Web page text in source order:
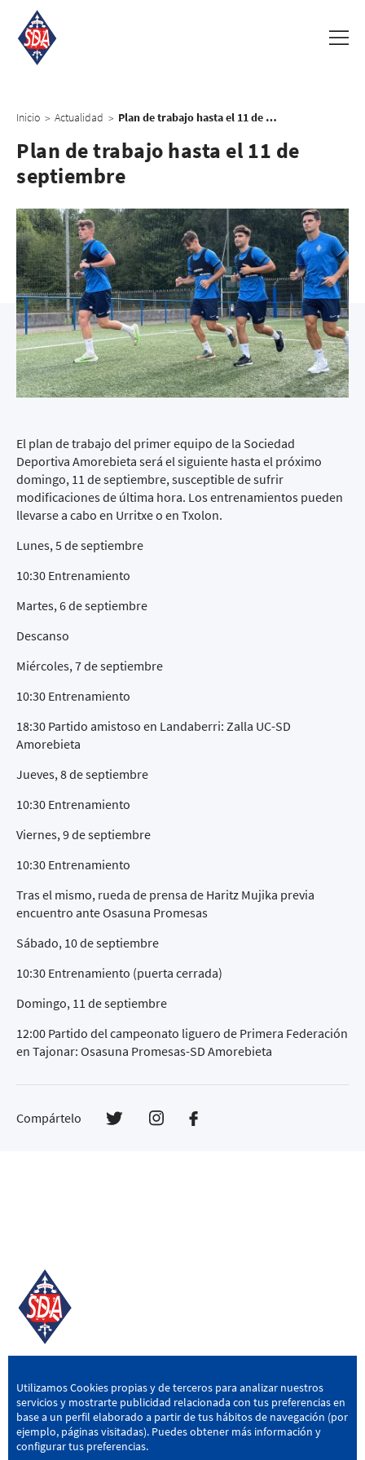
Inicio > Actualidad > Plan de trabajo hasta el 11 de septiembre
Plan de trabajo hasta el 11 de
septiembre
El plan de trabajo del primer equipo de la Sociedad
Deportiva Amorebieta será el siguiente hasta el próximo
domingo, 11 de septiembre, susceptible de sufrir
modificaciones de última hora. Los entrenamientos pueden
llevarse a cabo en Urritxe o en Txolon.
Lunes, 5 de septiembre
10:30 Entrenamiento
Martes, 6 de septiembre
Descanso
Miércoles, 7 de septiembre
10:30 Entrenamiento
18:30 Partido amistoso en Landaberri: Zalla UC-SD
Amorebieta
Jueves, 8 de septiembre
10:30 Entrenamiento
Viernes, 9 de septiembre
10:30 Entrenamiento
Tras el mismo, rueda de prensa de Haritz Mujika previa
encuentro ante Osasuna Promesas
Sábado, 10 de septiembre
10:30 Entrenamiento (puerta cerrada)
Domingo, 11 de septiembre
12:00 Partido del campeonato liguero de Primera Federación
en Tajonar: Osasuna Promesas-SD Amorebieta
Compártelo
SD AMOREBIETA
San Miguel Kalea, 16, 48340 Amorebieta, Bizkaia
946 604 751 | sda@sdamorebieta.eus
Utilizamos Cookies propias y de terceros para analizar nuestros
servicios y mostrarte publicidad relacionada con tus preferencias en
base a un perfil elaborado a partir de tus hábitos de navegación (por
ejemplo, páginas visitadas). Puedes obtener más información y
configurar tus preferencias.